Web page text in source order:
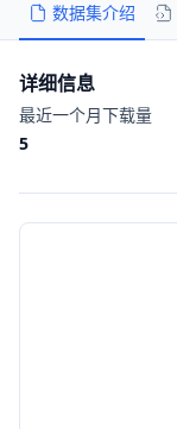
数据集介绍
详细信息
最近一个月下载量
5